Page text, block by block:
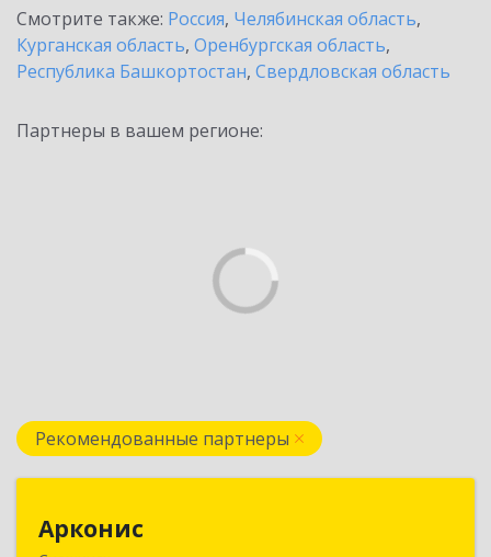
Смотрите также: Россия, Челябинская область,
Курганская область, Оренбургская область,
Республика Башкортостан, Свердловская область
Партнеры в вашем регионе:
Рекомендованные партнеры
Арконис